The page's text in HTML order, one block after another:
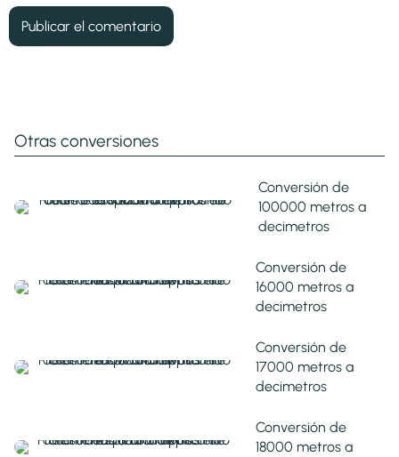
Otras conversiones
Conversión de
100000 metros a
decimetros
Conversión de
16000 metros a
decimetros
Conversión de
17000 metros a
decimetros
Conversión de
18000 metros a